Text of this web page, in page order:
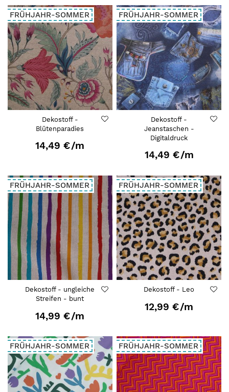
FRÜHJAHR-SOMMER
Dekostoff -
Blütenparadies
14,49 €/m
FRÜHJAHR-SOMMER
Dekostoff -
Jeanstaschen -
Digitaldruck
14,49 €/m
FRÜHJAHR-SOMMER
Dekostoff - ungleiche
Streifen - bunt
14,99 €/m
FRÜHJAHR-SOMMER
Dekostoff - Leo
12,99 €/m
FRÜHJAHR-SOMMER FRÜHJAHR-SOMMER